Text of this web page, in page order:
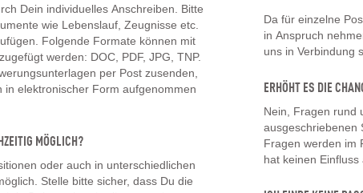
Dein individuelles Anschreiben. Bitte
wie Lebenslauf, Zeugnisse etc.
Folgende Formate können mit
werden: DOC, PDF, JPG, TNP.
per Post zusenden,
elektronischer Form aufgenommen
MÖGLICH?
oder auch in unterschiedlichen
Stelle bitte sicher, dass Du die
Da für einzelne
in Anspruch
uns in Verbindung
ERHÖHT ES DIE
Nein, Fragen rund
ausgeschriebenen
Fragen werden im
hat keinen Einfluss